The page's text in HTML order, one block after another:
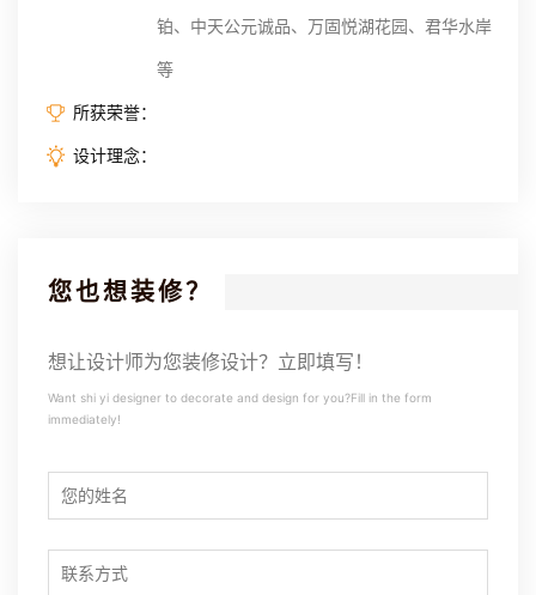
铂、中天公元诚品、万固悦湖花园、君华水岸
等
所获荣誉：
设计理念：
您也想装修？
想让设计师为您装修设计？立即填写！
Want shi yi designer to decorate and design for you?Fill in the form
immediately!